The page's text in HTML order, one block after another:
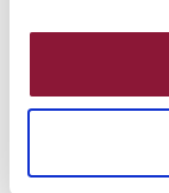
Toevoegen
Laagste
Gratis